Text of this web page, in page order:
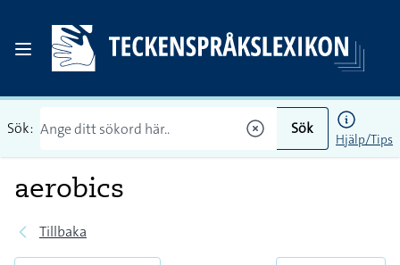
Sök: Sök
Hjälp/Tips
aerobics
Tillbaka